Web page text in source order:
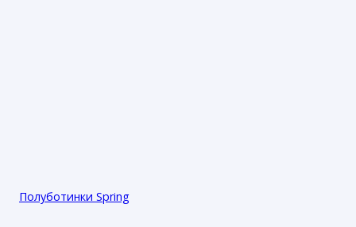
Полуботинки Spring